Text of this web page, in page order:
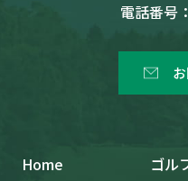
電話番号：
Home ゴル